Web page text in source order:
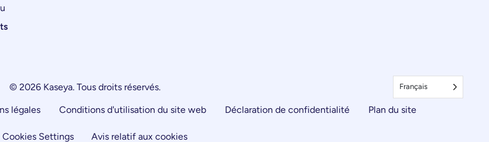
© 2026 Kaseya. Tous droits réservés. Français
légales Conditions d'utilisation du site web Déclaration de confidentialité Plan du site
Cookies Settings Avis relatif aux cookies